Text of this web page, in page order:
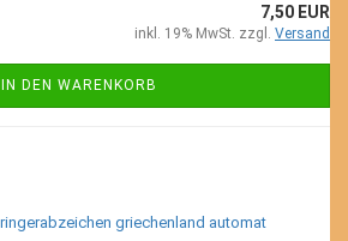
7,50 EUR
inkl. 19% MwSt. zzgl. Versand
IN DEN WARENKORB